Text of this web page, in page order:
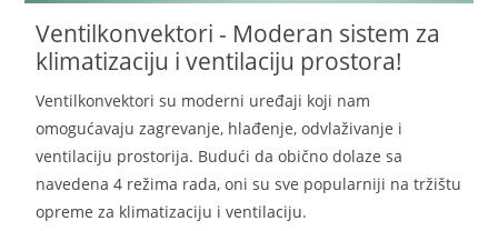
Ventilkonvektori - Moderan sistem za
klimatizaciju i ventilaciju prostora!
Ventilkonvektori su moderni uređaji koji nam
omogućavaju zagrevanje, hlađenje, odvlaživanje i
ventilaciju prostorija. Budući da obično dolaze sa
navedena 4 režima rada, oni su sve popularniji na tržištu
opreme za klimatizaciju i ventilaciju.